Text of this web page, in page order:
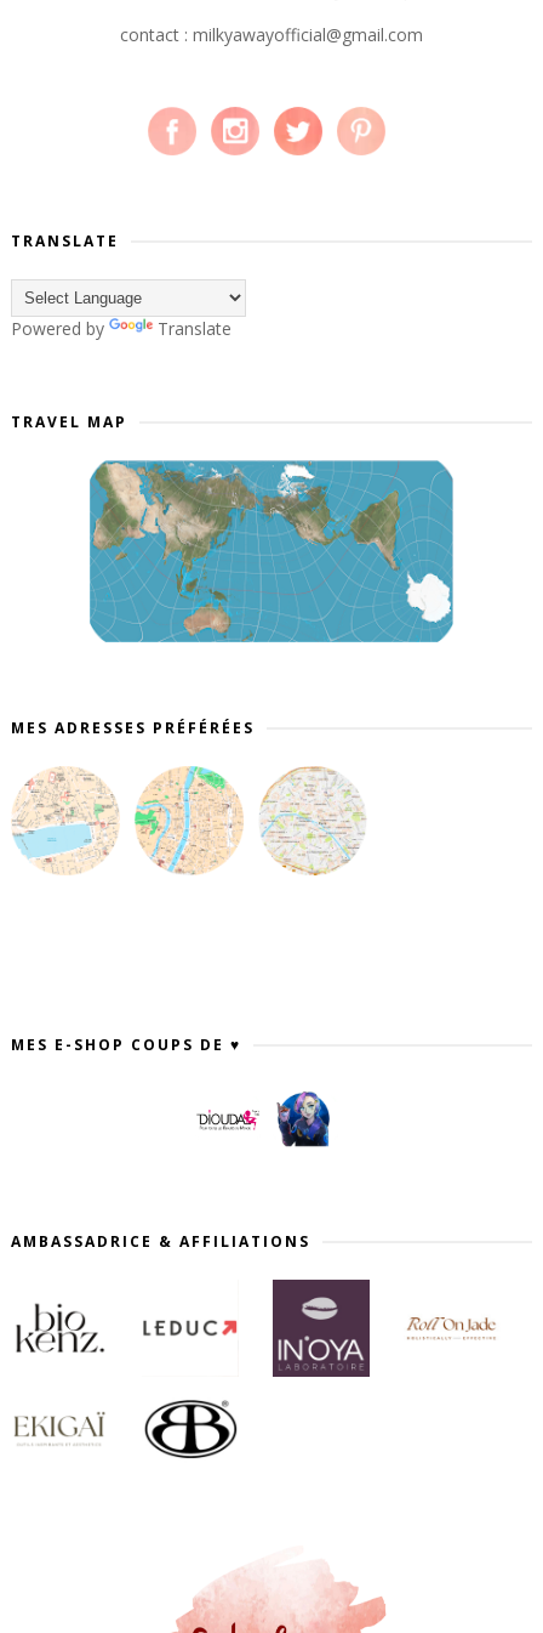
contact : milkyawayofficial@gmail.com
TRANSLATE
Powered by Translate
TRAVEL MAP
MES ADRESSES PRÉFÉRÉES
MES E-SHOP COUPS DE ♥
AMBASSADRICE & AFFILIATIONS